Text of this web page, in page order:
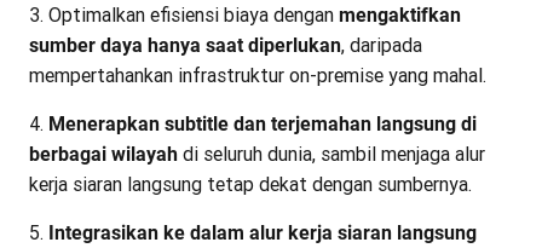
Optimalkan efisiensi biaya dengan mengaktifkan
sumber daya hanya saat diperlukan, daripada
mempertahankan infrastruktur on-premise yang mahal.
Menerapkan subtitle dan terjemahan langsung di
berbagai wilayah di seluruh dunia, sambil menjaga alur
kerja siaran langsung tetap dekat dengan sumbernya.
Integrasikan ke dalam alur kerja siaran langsung